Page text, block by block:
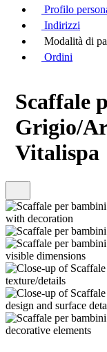
Profilo
Indirizzi
Modalità di
Ordini
Scaffale
Grigio/
Vitalispa